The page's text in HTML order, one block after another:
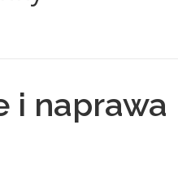
i naprawa